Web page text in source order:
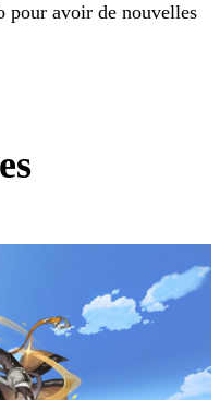
pour avoir de nouvelles